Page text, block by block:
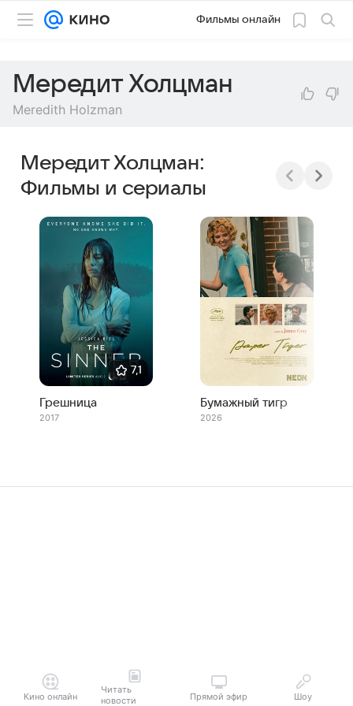
Фильмы онлайн
Мередит Холцман
Meredith Holzman
Мередит Холцман:
Фильмы и сериалы
7,1
Грешница
2017
Бумажный тигр
2026
Кино онлайн
Читать
новости
Прямой эфир Шоу